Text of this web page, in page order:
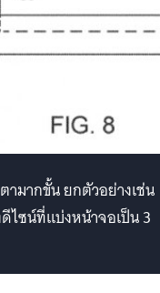
มากขั้น ยกตัวอย่างเช่น
ไซน์ที่แบ่งหน้าจอเป็น 3